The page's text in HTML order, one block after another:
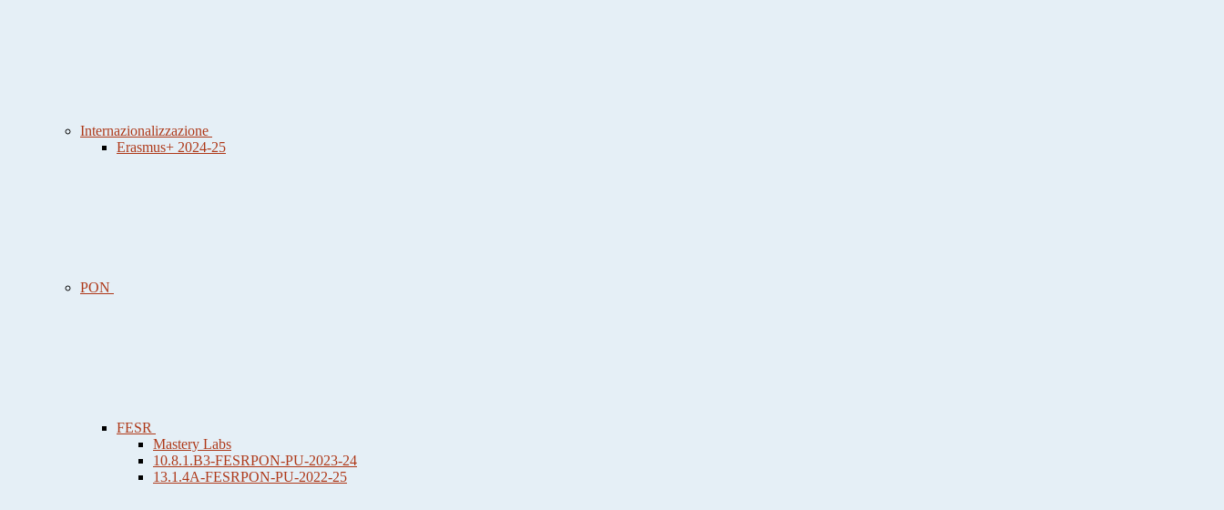
Internazionalizzazione
Erasmus+ 2024-25
PON
FESR
Mastery Labs
10.8.1.B3-FESRPON-PU-2023-24
13.1.4A-FESRPON-PU-2022-25